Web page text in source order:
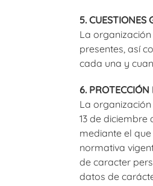
5. CUESTIONES
La
presentes, así
cada una y
6.
La
13 de diciembre
mediante el
normativa
de caracter
datos de